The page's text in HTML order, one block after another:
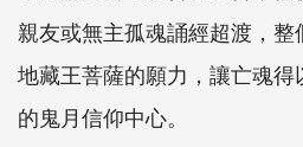
親友或無主孤魂誦經超渡，
地藏王菩薩的願力，讓亡魂
的鬼月信仰中心。